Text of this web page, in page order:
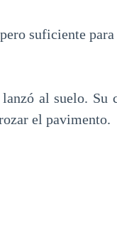
suficiente para
al suelo. Su
el pavimento.